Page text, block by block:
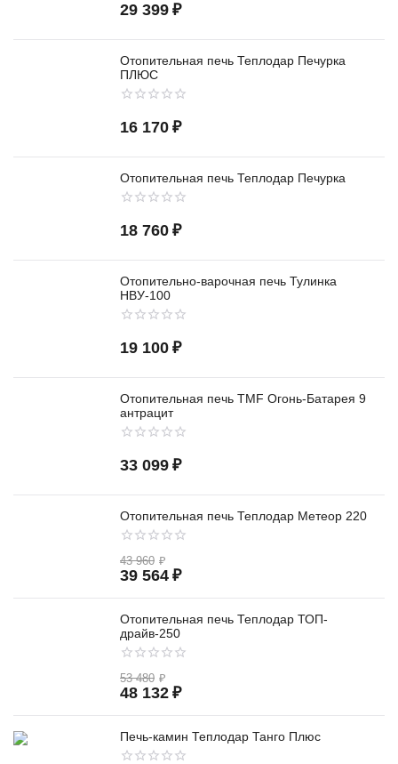
29 399 ₽
Отопительная печь Теплодар Печурка
ПЛЮС
16 170 ₽
Отопительная печь Теплодар Печурка
18 760 ₽
Отопительно-варочная печь Тулинка
НВУ-100
19 100 ₽
Отопительная печь TMF Огонь-Батарея 9
антрацит
33 099 ₽
Отопительная печь Теплодар Метеор 220
43 960 ₽
39 564 ₽
Отопительная печь Теплодар ТОП-
драйв-250
53 480 ₽
48 132 ₽
Печь-камин Теплодар Танго Плюс